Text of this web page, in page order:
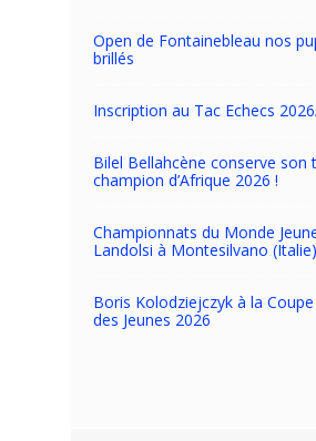
Open de Fontainebleau nos
brillés
Inscription au Tac Echecs
Bilel Bellahcène conserve son
champion d’Afrique 2026 !
Championnats du Monde
Landolsi à Montesilvano (Italie)
Boris Kolodziejczyk à la
des Jeunes 2026